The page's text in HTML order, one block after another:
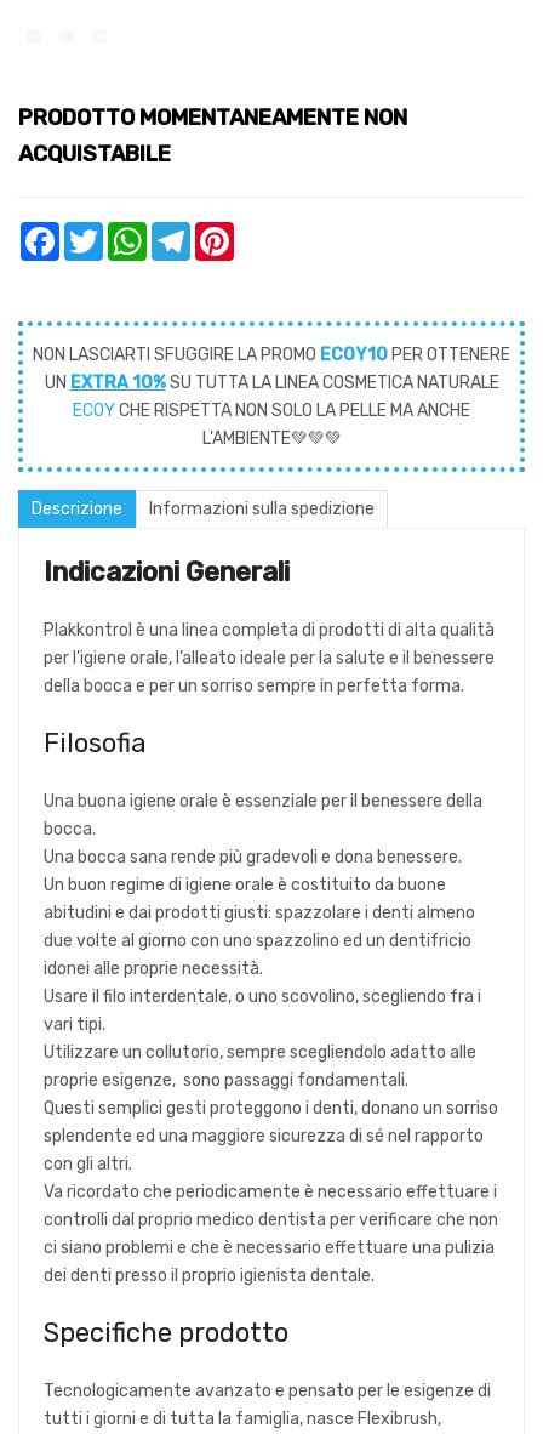
PRODOTTO MOMENTANEAMENTE NON
ACQUISTABILE
FacebookTwitterWhatsAppTelegram
NON LASCIARTI SFUGGIRE LA PROMO ECOY10 PER OTTENERE
UN EXTRA 10%SU TUTTA LA LINEA COSMETICA NATURALE
ECOYCHE RISPETTA NON SOLO LA PELLE MA ANCHE
L'AMBIENTE💚💚💚
Descrizione Informazioni sulla spedizione
Indicazioni Generali
Plakkontrol è una linea completa di prodotti di alta qualità
per l’igiene orale, l’alleato ideale per la salute e il benessere
della bocca e per un sorriso sempre in perfetta forma.
Filosofia
Una buona igiene orale è essenziale per il benessere della
bocca.
Una bocca sana rende più gradevoli e dona benessere.
Un buon regime di igiene orale è costituito da buone
abitudini e dai prodotti giusti: spazzolare i denti almeno
due volte al giorno con uno spazzolino ed un dentifricio
idonei alle proprie necessità.
Usare il filo interdentale, o uno scovolino, scegliendo fra i
vari tipi.
Utilizzare un collutorio, sempre scegliendolo adatto alle
proprie esigenze, sono passaggi fondamentali.
Questi semplici gesti proteggono i denti, donano un sorriso
splendente ed una maggiore sicurezza di sé nel rapporto
con gli altri.
Va ricordato che periodicamente è necessario effettuare i
controlli dal proprio medico dentista per verificare che non
ci siano problemi e che è necessario effettuare una pulizia
dei denti presso il proprio igienista dentale.
Specifiche prodotto
Tecnologicamente avanzato e pensato per le esigenze di
tutti i giorni e di tutta la famiglia, nasce Flexibrush,